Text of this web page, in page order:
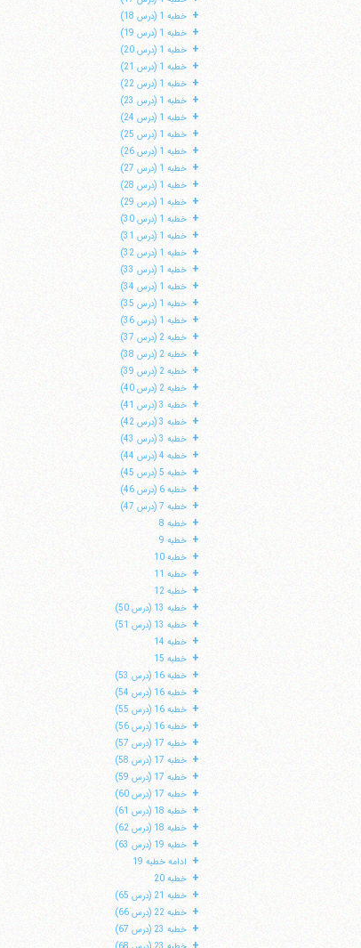
+ خطبه 1 (درس 18)
+ خطبه 1 (درس 19)
+ خطبه 1 (درس 20)
+ خطبه 1 (درس 21)
+ خطبه 1 (درس 22)
+ خطبه 1 (درس 23)
+ خطبه 1 (درس 24)
+ خطبه 1 (درس 25)
+ خطبه 1 (درس 26)
+ خطبه 1 (درس 27)
+ خطبه 1 (درس 28)
+ خطبه 1 (درس 29)
+ خطبه 1 (درس 30)
+ خطبه 1 (درس 31)
+ خطبه 1 (درس 32)
+ خطبه 1 (درس 33)
+ خطبه 1 (درس 34)
+ خطبه 1 (درس 35)
+ خطبه 1 (درس 36)
+ خطبه 2 (درس 37)
+ خطبه 2 (درس 38)
+ خطبه 2 (درس 39)
+ خطبه 2 (درس 40)
+ خطبه 3 (درس 41)
+ خطبه 3 (درس 42)
+ خطبه 3 (درس 43)
+ خطبه 4 (درس 44)
+ خطبه 5 (درس 45)
+ خطبه 6 (درس 46)
+ خطبه 7 (درس 47)
+ خطبه 8
+ خطبه 9
+ خطبه 10
+ خطبه 11
+ خطبه 12
+ خطبه 13 (درس 50)
+ خطبه 13 (درس 51)
+ خطبه 14
+ خطبه 15
+ خطبه 16 (درس 53)
+ خطبه 16 (درس 54)
+ خطبه 16 (درس 55)
+ خطبه 16 (درس 56)
+ خطبه 17 (درس 57)
+ خطبه 17 (درس 58)
+ خطبه 17 (درس 59)
+ خطبه 17 (درس 60)
+ خطبه 18 (درس 61)
+ خطبه 18 (درس 62)
+ خطبه 19 (درس 63)
+ ادامه خطبه 19
+ خطبه 20
+ خطبه 21 (درس 65)
+ خطبه 22 (درس 66)
+ خطبه 23 (درس 67)